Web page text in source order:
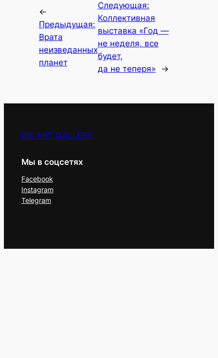
←
Предыдущая:
Врата
неизведанных
планет
Следующая:
Коллективная
выставка «Год —
не неделя, все
будет,
да не теперя»
→
BIS ART GALLERY
Мы в соцсетях
Facebook
Instagram
Telegram